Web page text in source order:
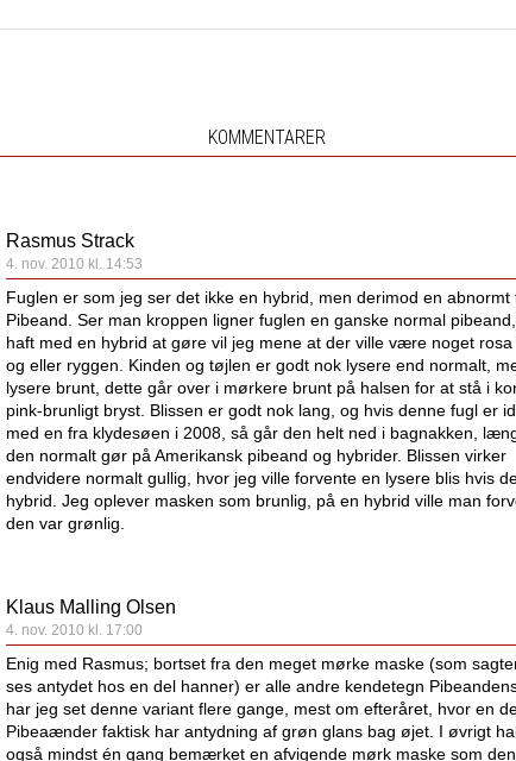
KOMMENTARER
Rasmus Strack
4. nov. 2010 kl. 14:53
Fuglen er som jeg ser det ikke en hybrid, men derimod en abnormt
Pibeand. Ser man kroppen ligner fuglen en ganske normal
haft med en hybrid at gøre vil jeg mene at der ville være noget rosa
og eller ryggen. Kinden og tøjlen er godt nok lysere end normalt,
lysere brunt, dette går over i mørkere brunt på halsen for at stå i
pink-brunligt bryst. Blissen er godt nok lang, og hvis denne fugl er
med en fra klydesøen i 2008, så går den helt ned i bagnakken,
den normalt gør på Amerikansk pibeand og hybrider. Blissen virker
endvidere normalt gullig, hvor jeg ville forvente en lysere blis hvis
hybrid. Jeg oplever masken som brunlig, på en hybrid ville man
den var grønlig.
Klaus Malling Olsen
4. nov. 2010 kl. 17:00
Enig med Rasmus; bortset fra den meget mørke maske (som
ses antydet hos en del hanner) er alle andre kendetegn
har jeg set denne variant flere gange, mest om efteråret, hvor en
Pibeaænder faktisk har antydning af grøn glans bag øjet. I øvrigt
også mindst én gang bemærket en afvigende mørk maske som